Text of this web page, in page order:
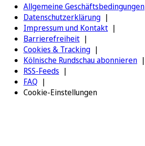
Allgemeine Geschäftsbedingungen
Datenschutzerklärung
Impressum und Kontakt
Barrierefreiheit
Cookies & Tracking
Kölnische Rundschau abonnieren
RSS-Feeds
FAQ
Cookie-Einstellungen